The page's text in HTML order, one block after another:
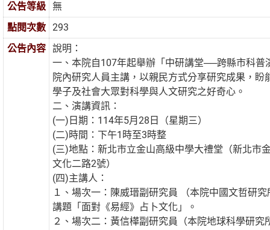
公告等級
無
點閱次數
293
公告內容
說明：
一、本院自107年起舉辦「中研講堂──跨縣市科普
院內研究人員主講，以親民方式分享研究成果，盼
學子及社會大眾對科學與人文研究之好奇心。
二、演講資訊：
(一)日期：114年5月28日（星期三）
(二)時間：下午1時至3時整
(三)地點：新北市立金山高級中學大禮堂（新北市
文化二路2號）
(四)主講人：
１、場次一：陳威瑨副研究員 （本院中國文哲研究
講題「面對《易經》占卜文化」。
２、場次二：黃信樺副研究員（本院地球科學研究